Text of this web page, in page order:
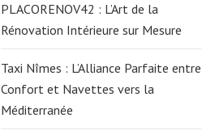
PLACORENOV42 : L’Art de la
Rénovation Intérieure sur Mesure
Taxi Nîmes : L’Alliance Parfaite entre
Confort et Navettes vers la
Méditerranée